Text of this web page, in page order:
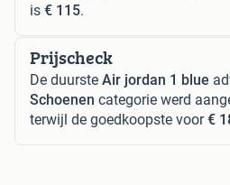
is € 115.
Prijscheck
De duurste Air jordan 1 blue
Schoenen categorie werd
terwijl de goedkoopste voor€